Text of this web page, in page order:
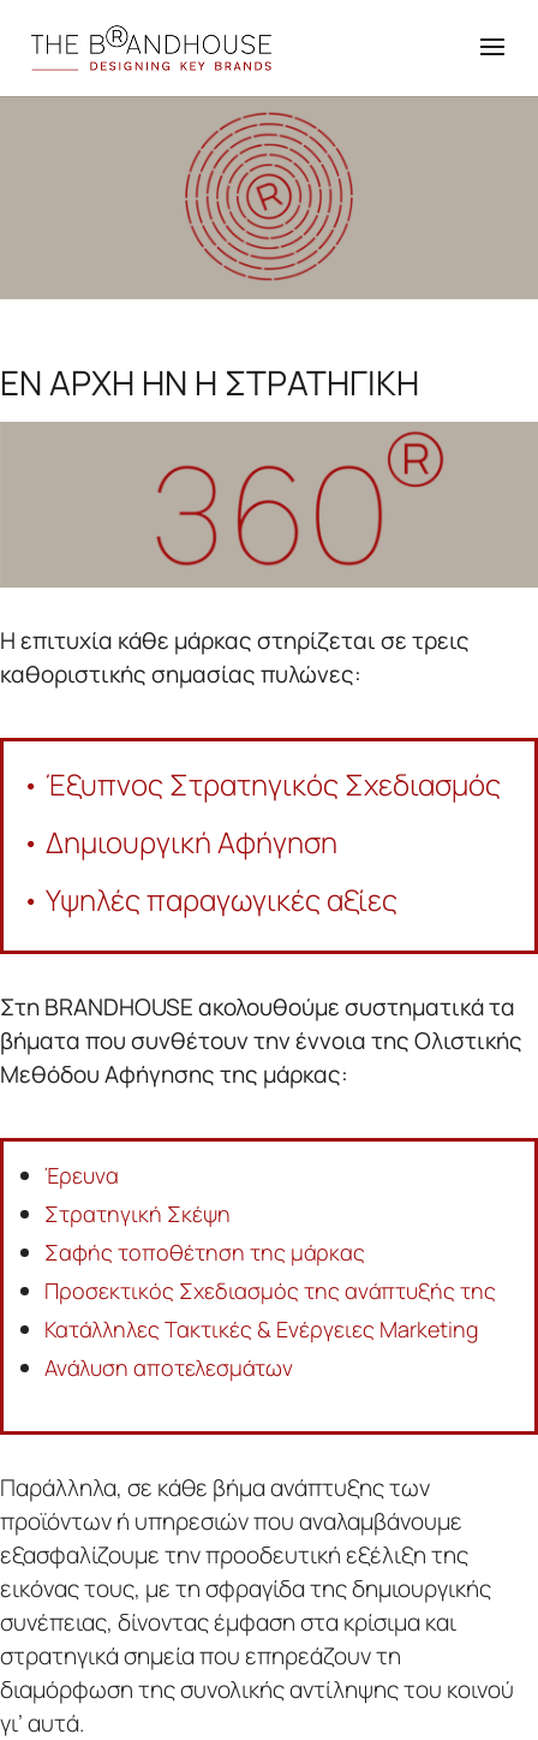
ΕΝ ΑΡΧΗ HN Η ΣΤΡΑΤΗΓΙΚΗ
Η επιτυχία κάθε μάρκας στηρίζεται σε τρεις
καθοριστικής σημασίας πυλώνες:
• Έξυπνος Στρατηγικός Σχεδιασμός
• Δημιουργική Αφήγηση
• Υψηλές παραγωγικές αξίες
Στη BRANDHOUSE ακολουθούμε συστηματικά τα
βήματα που συνθέτουν την έννοια της Ολιστικής
Μεθόδου Αφήγησης της μάρκας:
Έρευνα
Στρατηγική Σκέψη
Σαφής τοποθέτηση της μάρκας
Προσεκτικός Σχεδιασμός της ανάπτυξής της
Κατάλληλες Τακτικές & Ενέργειες Marketing
Ανάλυση αποτελεσμάτων
Παράλληλα, σε κάθε βήμα ανάπτυξης των
προϊόντων ή υπηρεσιών που αναλαμβάνουμε
εξασφαλίζουμε την προοδευτική εξέλιξη της
εικόνας τους, με τη σφραγίδα της δημιουργικής
συνέπειας, δίνοντας έμφαση στα κρίσιμα και
στρατηγικά σημεία που επηρεάζουν τη
διαμόρφωση της συνολικής αντίληψης του κοινού
γι’ αυτά.